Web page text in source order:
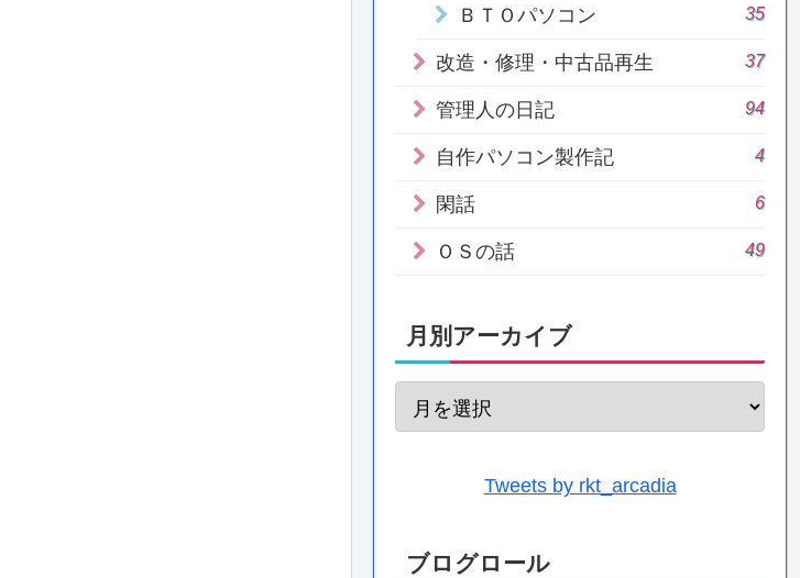
ＢＴＯパソコン 35
改造・修理・中古品再生 37
管理人の日記 94
自作パソコン製作記 4
閑話 6
ＯＳの話 49
月別アーカイブ
Tweets by rkt_arcadia
ブログロール